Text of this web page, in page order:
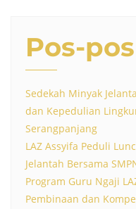
Pos-
Sedekah Minyak
dan Kepedulian
Serangpanjang
LAZ Assyifa Peduli
Jelantah Bersama
Program Guru Ngaji
Pembinaan dan